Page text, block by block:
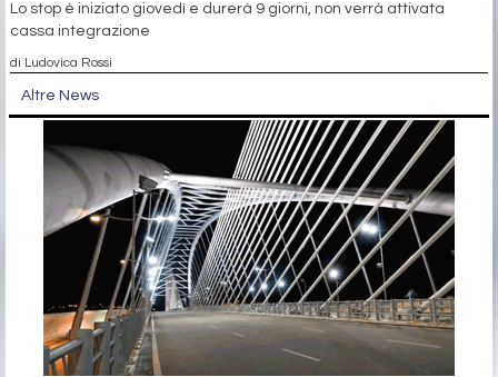
Lo stop è iniziato giovedì e durerà 9 giorni, non verrà attivata
cassa integrazione
di Ludovica Rossi
Altre News